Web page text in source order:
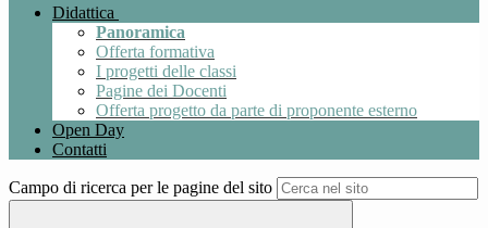
Didattica
Panoramica
Offerta formativa
I progetti delle classi
Pagine dei Docenti
Offerta progetto da parte di proponente esterno
Open Day
Contatti
Campo di ricerca per le pagine del sito